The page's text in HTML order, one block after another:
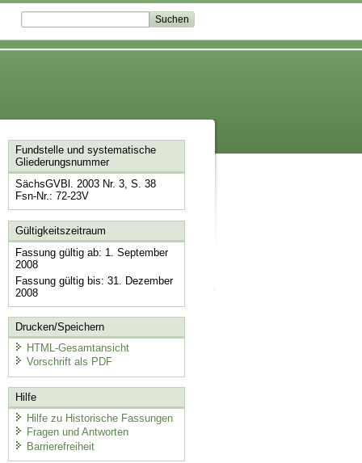
Fundstelle und systematische
Gliederungsnummer
SächsGVBl. 2003 Nr. 3, S. 38
Fsn-Nr.: 72-23V
Gültigkeitszeitraum
Fassung gültig ab: 1. September
2008
Fassung gültig bis: 31. Dezember
2008
Drucken/Speichern
HTML-Gesamtansicht
Vorschrift als PDF
Hilfe
Hilfe zu Historische Fassungen
Fragen und Antworten
Barrierefreiheit